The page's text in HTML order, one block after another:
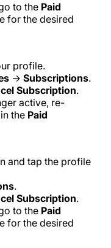
to the Paid
for the desired
profile.
→ Subscriptions.
Subscription.
active, re-
the Paid
and tap the profile
.
Subscription.
to the Paid
for the desired